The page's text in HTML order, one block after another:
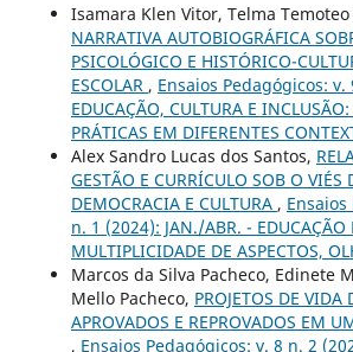
Isamara Klen Vitor, Telma Temoteo
NARRATIVA AUTOBIOGRÁFICA
PSICOLÓGICO E HISTÓRICO-
ESCOLAR , Ensaios Pedagógicos: v.
EDUCAÇÃO, CULTURA E
PRÁTICAS EM DIFERENTES
Alex Sandro Lucas dos Santos,
GESTÃO E CURRÍCULO SOB O VIÉS
DEMOCRACIA E CULTURA ,
n. 1 (2024): JAN./ABR. - EDUCAÇÃO
MULTIPLICIDADE DE ASPECTOS,
Marcos da Silva Pacheco, Edinete
Mello Pacheco, PROJETOS DE VIDA
APROVADOS E REPROVADOS EM
, Ensaios Pedagógicos: v. 8 n. 2